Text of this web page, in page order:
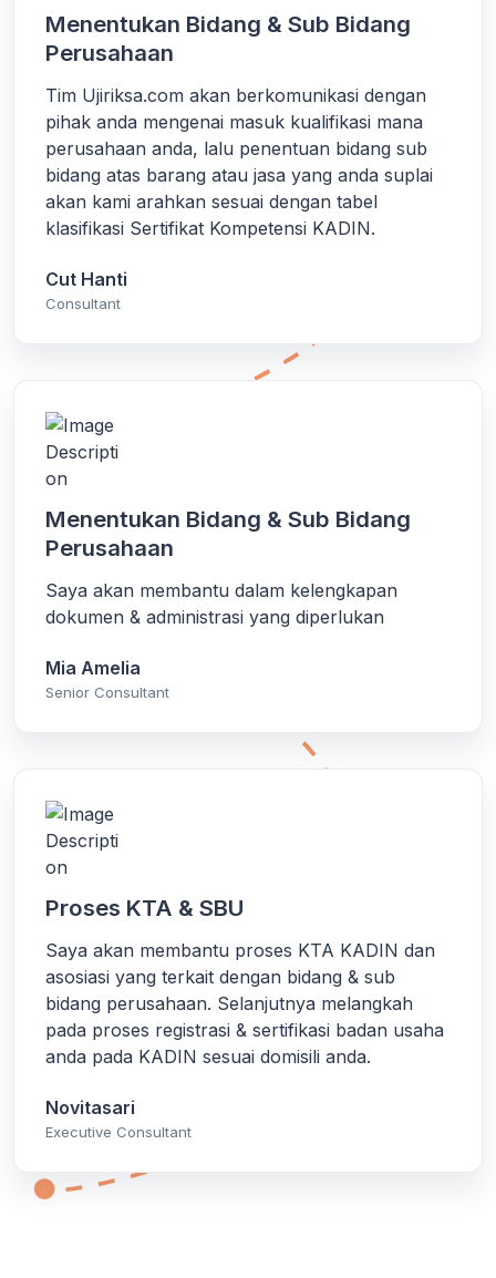
Menentukan Bidang & Sub Bidang
Perusahaan
Tim Ujiriksa.com akan berkomunikasi dengan
pihak anda mengenai masuk kualifikasi mana
perusahaan anda, lalu penentuan bidang sub
bidang atas barang atau jasa yang anda suplai
akan kami arahkan sesuai dengan tabel
klasifikasi Sertifikat Kompetensi KADIN.
Cut Hanti
Consultant
Menentukan Bidang & Sub Bidang
Perusahaan
Saya akan membantu dalam kelengkapan
dokumen & administrasi yang diperlukan
Mia Amelia
Senior Consultant
Proses KTA & SBU
Saya akan membantu proses KTA KADIN dan
asosiasi yang terkait dengan bidang & sub
bidang perusahaan. Selanjutnya melangkah
pada proses registrasi & sertifikasi badan usaha
anda pada KADIN sesuai domisili anda.
Novitasari
Executive Consultant